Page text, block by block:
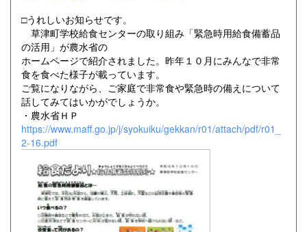
□うれしいお知らせです。
草津町学校給食センターの取り組み「緊急時用給食備蓄品
の活用」が農水省の
ホームページで紹介されました。昨年１０月にみんなで非常
食を食べた様子が載っています。
ご覧になりながら、ご家庭で非常食や緊急時の備えについて
話してみてはいかがでしょうか。
・農水省ＨＰ
https://www.maff.go.jp/j/syokuiku/gekkan/r01/attach/pdf/r01_
2-16.pdf